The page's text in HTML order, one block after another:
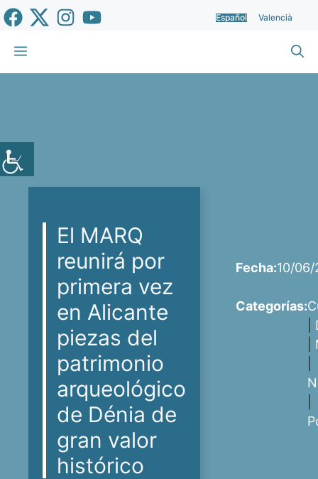
Saltar
al
contenido
Español Valencià
Menú
El MARQ
reunirá por
primera vez
en Alicante
piezas del
patrimonio
arqueológico
de Dénia de
gran valor
histórico
Fecha:10/
Categorías: